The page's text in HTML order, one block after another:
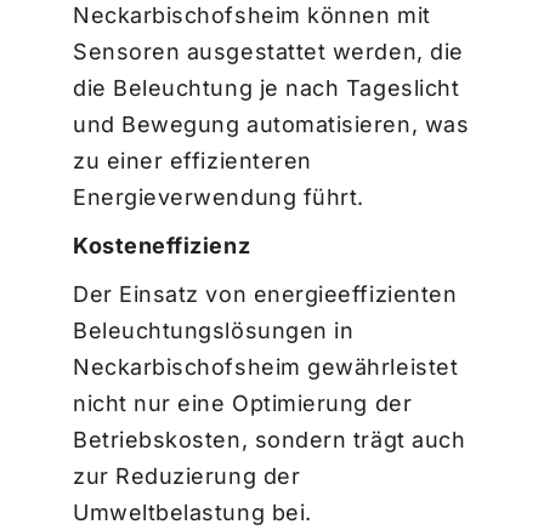
Neckarbischofsheim können mit
Sensoren ausgestattet werden, die
die Beleuchtung je nach Tageslicht
und Bewegung automatisieren, was
zu einer effizienteren
Energieverwendung führt.
Kosteneffizienz
Der Einsatz von energieeffizienten
Beleuchtungslösungen in
Neckarbischofsheim gewährleistet
nicht nur eine Optimierung der
Betriebskosten, sondern trägt auch
zur Reduzierung der
Umweltbelastung bei.